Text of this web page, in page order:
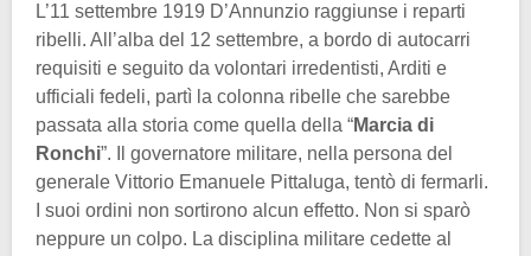
L’11 settembre 1919 D’Annunzio raggiunse i reparti
ribelli. All’alba del 12 settembre, a bordo di autocarri
requisiti e seguito da volontari irredentisti, Arditi e
ufficiali fedeli, partì la colonna ribelle che sarebbe
passata alla storia come quella della “Marcia di
Ronchi”. Il governatore militare, nella persona del
generale Vittorio Emanuele Pittaluga, tentò di fermarli.
I suoi ordini non sortirono alcun effetto. Non si sparò
neppure un colpo. La disciplina militare cedette al